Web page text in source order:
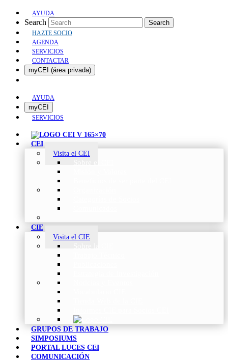
AYUDA
Search Search
HAZTE SOCIO
AGENDA
SERVICIOS
CONTACTAR
myCEI (área privada)
AYUDA
myCEI
SERVICIOS
CEI
Visita el CEI
CIE
Visita el CIE
GRUPOS DE TRABAJO
SIMPOSIUMS
PORTAL LUCES CEI
COMUNICACIÓN